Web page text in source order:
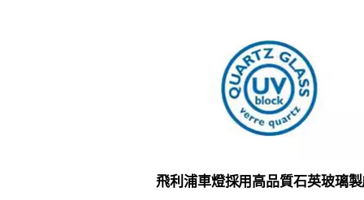
飛利浦車燈採用高品質石英玻璃